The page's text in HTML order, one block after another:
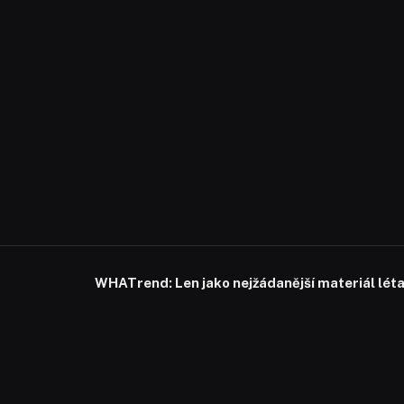
WHATrend: Len jako nejžádanější materiál léta